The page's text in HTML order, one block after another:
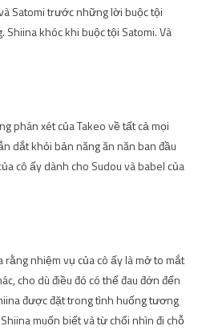
Satomi trước những lời buộc tội
khóc khi buộc tội Satomi. Và
phán xét của Takeo về tất cả mọi
dắt khỏi bản năng ăn năn ban đầu
cô ấy dành cho Sudou và babel của
rằng nhiệm vụ của cô ấy là mở to mắt
cho dù điều đó có thể đau đớn đến
được đặt trong tình huống tương
muốn biết và từ chối nhìn đi chỗ